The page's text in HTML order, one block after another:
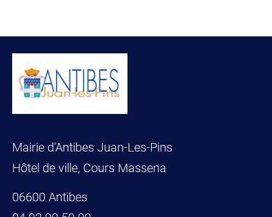
Mairie d'Antibes Juan-Les-Pins
Hôtel de ville, Cours Massena
06600 Antibes